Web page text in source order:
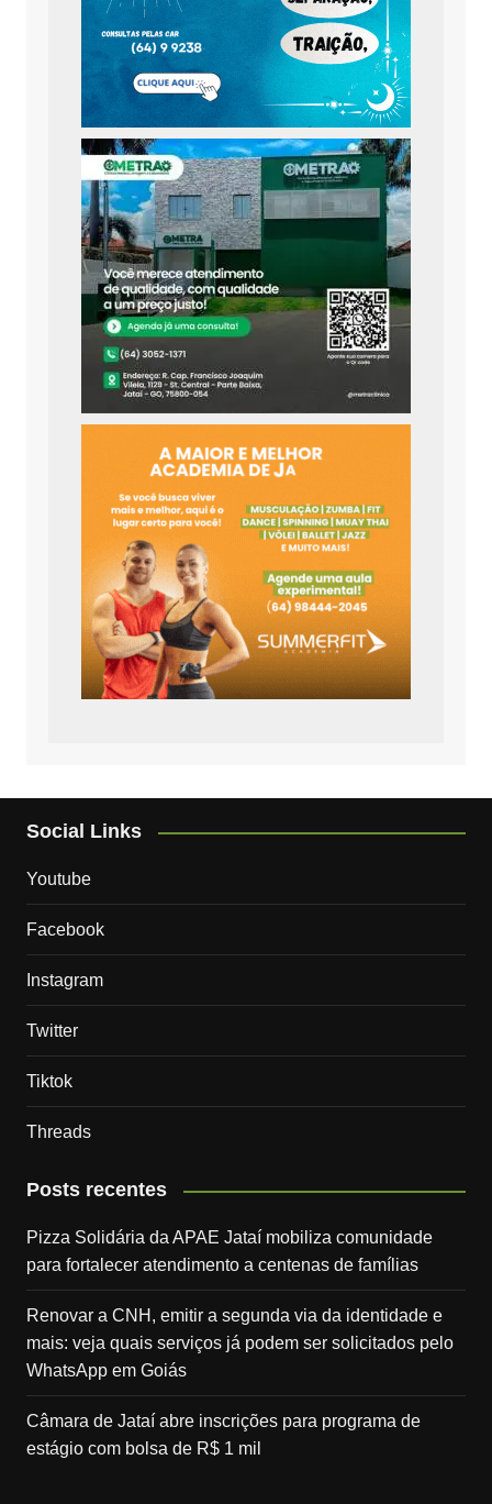
Social Links
Youtube
Facebook
Instagram
Twitter
Tiktok
Threads
Posts recentes
Pizza Solidária da APAE Jataí mobiliza comunidade
para fortalecer atendimento a centenas de famílias
Renovar a CNH, emitir a segunda via da identidade e
mais: veja quais serviços já podem ser solicitados pelo
WhatsApp em Goiás
Câmara de Jataí abre inscrições para programa de
estágio com bolsa de R$ 1 mil